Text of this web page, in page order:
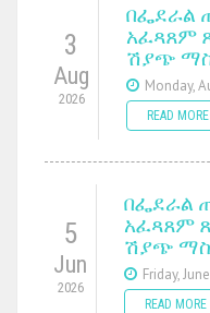
3
Aug
2026
በፌደራል
አፈጻጸም
ሽያጭ
Monday,
READ MORE
5
Jun
2026
በፌደራል
አፈጻጸም
ሽያጭ
Friday,
READ MORE